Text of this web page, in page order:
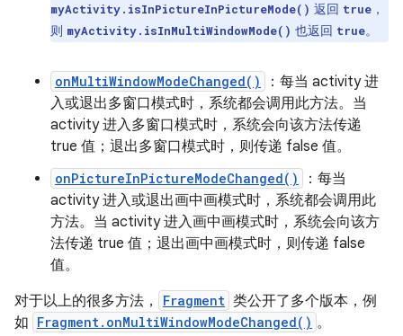
myActivity.isInPictureInPictureMode() 返回 true ，
则 myActivity.isInMultiWindowMode() 也返回 true。
onMultiWindowModeChanged()
：每当 activity 进
入或退出多窗口模式时，系统都会调用此方法。当
activity 进入多窗口模式时，系统会向该方法传递
true 值；退出多窗口模式时，则传递 false 值。
onPictureInPictureModeChanged()
：每当
activity 进入或退出画中画模式时，系统都会调用此
方法。当 activity 进入画中画模式时，系统会向该方
法传递 true 值；退出画中画模式时，则传递 false
值。
对于以上的很多方法，
Fragment 类公开了多个版本，例
如 Fragment.onMultiWindowModeChanged() 。